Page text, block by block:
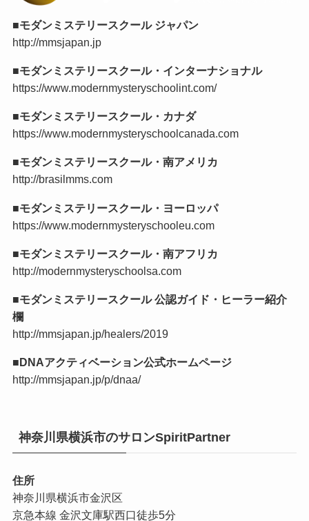
■モダンミステリースクール ジャパン
http://mmsjapan.jp
■モダンミステリースクール・インターナショナル
https://www.modernmysteryschoolint.com/
■モダンミステリースクール・カナダ
https://www.modernmysteryschoolcanada.com
■モダンミステリースクール・南アメリカ
http://brasilmms.com
■モダンミステリースクール・ヨーロッパ
https://www.modernmysteryschooleu.com
■モダンミステリースクール・南アフリカ
http://modernmysteryschoolsa.com
■モダンミステリースクール 公認ガイド・ヒーラー紹介
欄
http://mmsjapan.jp/healers/2019
■DNAアクティベーション公式ホームページ
http://mmsjapan.jp/p/dnaa/
神奈川県横浜市のサロンSpiritPartner
住所
神奈川県横浜市金沢区
京急本線 金沢文庫駅西口徒歩5分